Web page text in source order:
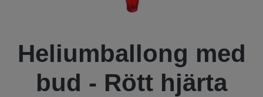
Heliumballong med
bud - Rött hjärta